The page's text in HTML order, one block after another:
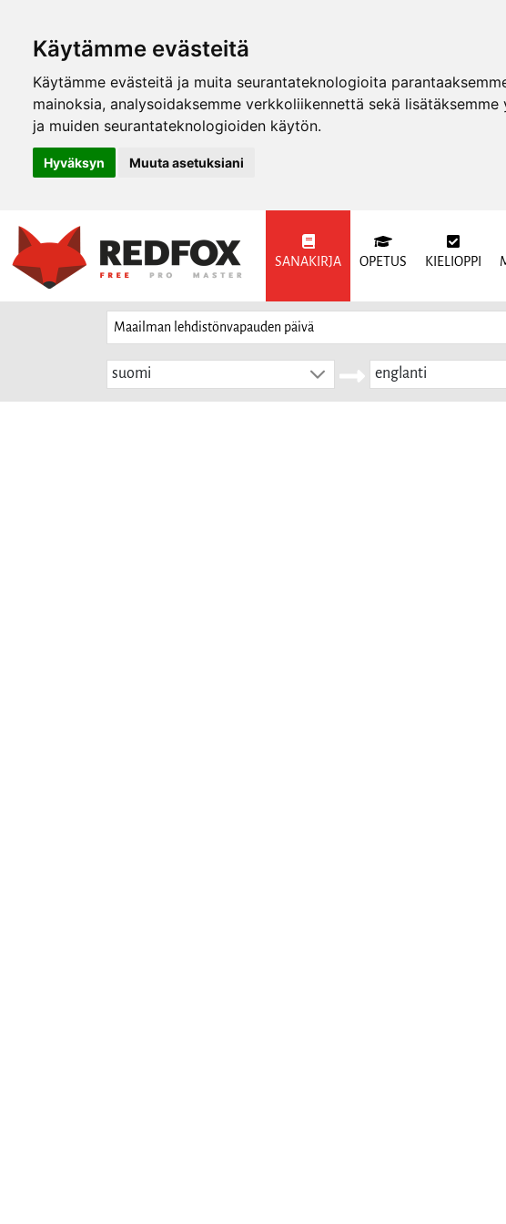
Käytämme evästeitä
Käytämme evästeitä ja muita seurantateknologioita
mainoksia, analysoidaksemme verkkoliikennettä sekä
ja muiden seurantateknologioiden käytön.
Hyväksyn Muuta asetuksiani
SANAKIRJA OPETUS KIELIOPPI
suomi englanti